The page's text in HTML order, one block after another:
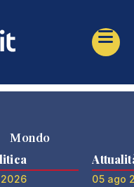
Mondo
05 ago